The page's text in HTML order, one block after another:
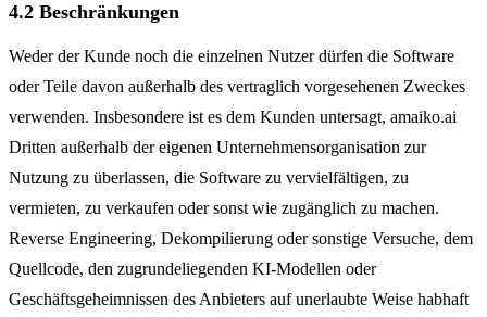
4.2 Beschränkungen
Weder der Kunde noch die einzelnen Nutzer dürfen die Software
oder Teile davon außerhalb des vertraglich vorgesehenen Zweckes
verwenden. Insbesondere ist es dem Kunden untersagt, amaiko.ai
Dritten außerhalb der eigenen Unternehmensorganisation zur
Nutzung zu überlassen, die Software zu vervielfältigen, zu
vermieten, zu verkaufen oder sonst wie zugänglich zu machen.
Reverse Engineering, Dekompilierung oder sonstige Versuche, dem
Quellcode, den zugrundeliegenden KI-Modellen oder
Geschäftsgeheimnissen des Anbieters auf unerlaubte Weise habhaft